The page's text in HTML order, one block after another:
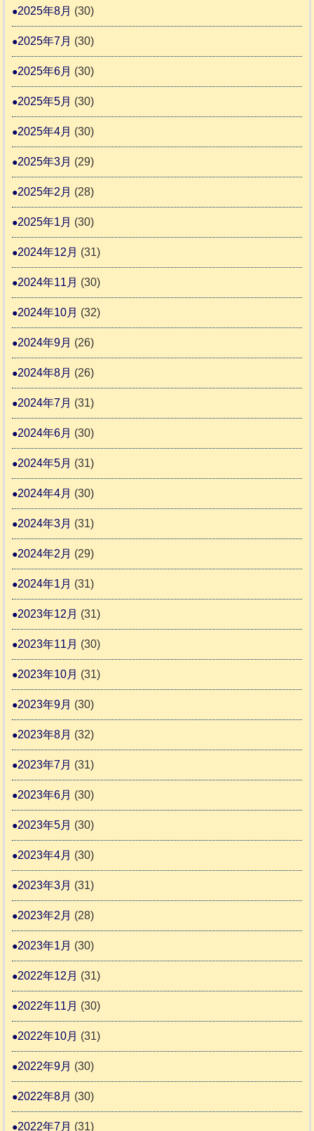
2025年8月 (30)
2025年7月 (30)
2025年6月 (30)
2025年5月 (30)
2025年4月 (30)
2025年3月 (29)
2025年2月 (28)
2025年1月 (30)
2024年12月 (31)
2024年11月 (30)
2024年10月 (32)
2024年9月 (26)
2024年8月 (26)
2024年7月 (31)
2024年6月 (30)
2024年5月 (31)
2024年4月 (30)
2024年3月 (31)
2024年2月 (29)
2024年1月 (31)
2023年12月 (31)
2023年11月 (30)
2023年10月 (31)
2023年9月 (30)
2023年8月 (32)
2023年7月 (31)
2023年6月 (30)
2023年5月 (30)
2023年4月 (30)
2023年3月 (31)
2023年2月 (28)
2023年1月 (30)
2022年12月 (31)
2022年11月 (30)
2022年10月 (31)
2022年9月 (30)
2022年8月 (30)
2022年7月 (31)